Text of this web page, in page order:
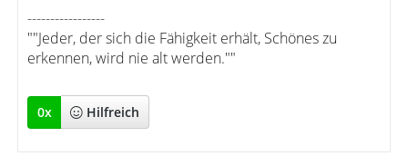
-----------------
""Jeder, der sich die Fähigkeit erhält, Schönes zu
erkennen, wird nie alt werden.""
0x Hilfreich